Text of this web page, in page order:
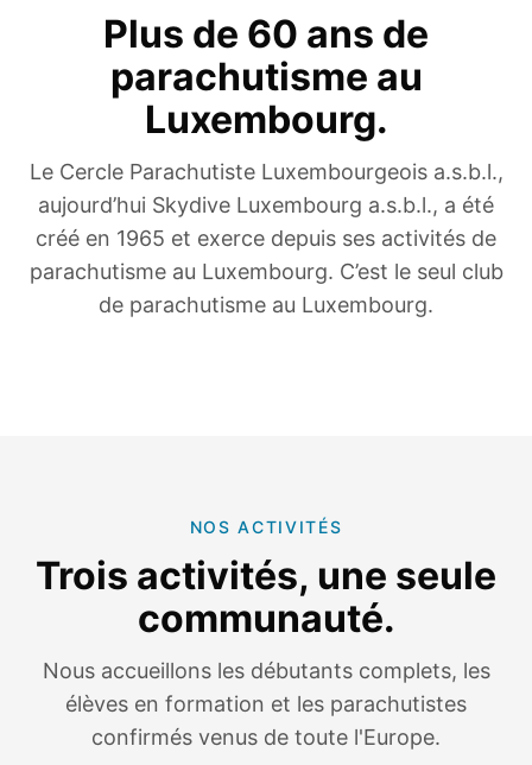
Plus de 60 ans de
parachutisme au
Luxembourg.
Le Cercle Parachutiste Luxembourgeois a.s.b.l.,
aujourd’hui Skydive Luxembourg a.s.b.l., a été
créé en 1965 et exerce depuis ses activités de
parachutisme au Luxembourg. C’est le seul club
de parachutisme au Luxembourg.
NOS ACTIVITÉS
Trois activités, une seule
communauté.
Nous accueillons les débutants complets, les
élèves en formation et les parachutistes
confirmés venus de toute l'Europe.